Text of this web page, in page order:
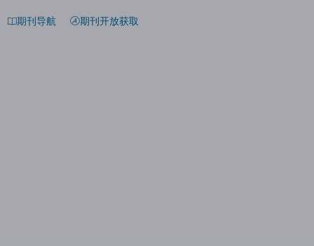
期刊导航 期刊开放获取